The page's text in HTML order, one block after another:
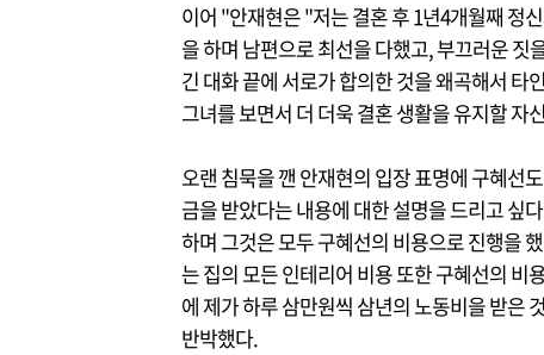
이어 "안재현은 "저는 결혼 후 1년4개월째 정
을 하며 남편으로 최선을 다했고, 부끄러운
긴 대화 끝에 서로가 합의한 것을 왜곡해서
그녀를 보면서 더 더욱 결혼 생활을 유지할
오랜 침묵을 깬 안재현의 입장 표명에 구혜선
금을 받았다는 내용에 대한 설명을 드리고 싶
하며 그것은 모두 구혜선의 비용으로 진행을
는 집의 모든 인테리어 비용 또한 구혜선의 비
에 제가 하루 삼만원씩 삼년의 노동비을 받은
반박했다.